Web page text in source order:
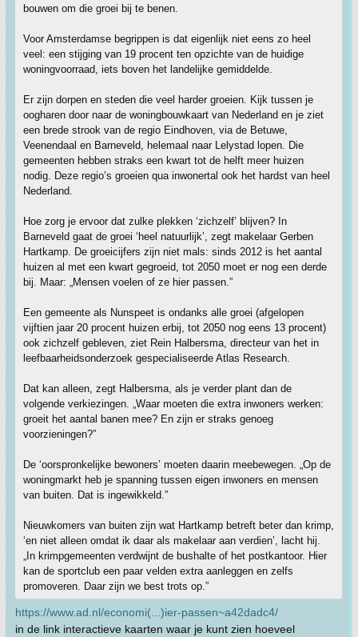
bouwen om die groei bij te benen.
Voor Amsterdamse begrippen is dat eigenlijk niet eens zo heel
veel: een stijging van 19 procent ten opzichte van de huidige
woningvoorraad, iets boven het landelijke gemiddelde.
Er zijn dorpen en steden die veel harder groeien. Kijk tussen je
oogharen door naar de woningbouwkaart van Nederland en je ziet
een brede strook van de regio Eindhoven, via de Betuwe,
Veenendaal en Barneveld, helemaal naar Lelystad lopen. Die
gemeenten hebben straks een kwart tot de helft meer huizen
nodig. Deze regio’s groeien qua inwonertal ook het hardst van heel
Nederland.
Hoe zorg je ervoor dat zulke plekken ‘zichzelf’ blijven? In
Barneveld gaat de groei ‘heel natuurlijk’, zegt makelaar Gerben
Hartkamp. De groeicijfers zijn niet mals: sinds 2012 is het aantal
huizen al met een kwart gegroeid, tot 2050 moet er nog een derde
bij. Maar: „Mensen voelen of ze hier passen.”
Een gemeente als Nunspeet is ondanks alle groei (afgelopen
vijftien jaar 20 procent huizen erbij, tot 2050 nog eens 13 procent)
ook zichzelf gebleven, ziet Rein Halbersma, directeur van het in
leefbaarheidsonderzoek gespecialiseerde Atlas Research.
Dat kan alleen, zegt Halbersma, als je verder plant dan de
volgende verkiezingen. „Waar moeten die extra inwoners werken:
groeit het aantal banen mee? En zijn er straks genoeg
voorzieningen?”
De ‘oorspronkelijke bewoners’ moeten daarin meebewegen. „Op de
woningmarkt heb je spanning tussen eigen inwoners en mensen
van buiten. Dat is ingewikkeld.”
Nieuwkomers van buiten zijn wat Hartkamp betreft beter dan krimp,
‘en niet alleen omdat ik daar als makelaar aan verdien’, lacht hij.
„In krimpgemeenten verdwijnt de bushalte of het postkantoor. Hier
kan de sportclub een paar velden extra aanleggen en zelfs
promoveren. Daar zijn we best trots op.”
https://www.ad.nl/economi(...)ier-passen~a42dadc4/
in de link interactieve kaarten waar je kunt zien hoeveel